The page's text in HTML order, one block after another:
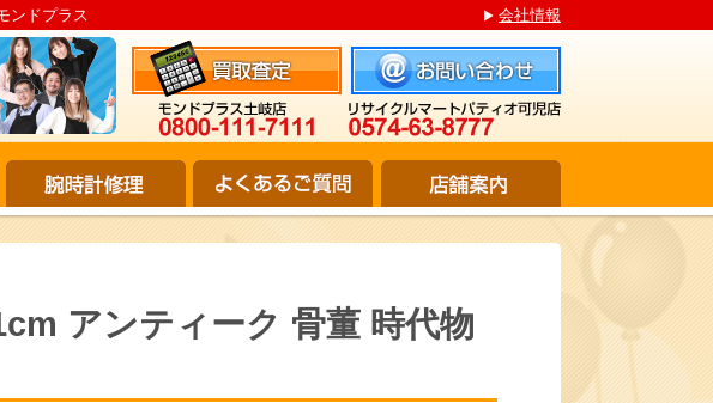
ンドプラス 会社情報
アンティーク 骨董 時代物